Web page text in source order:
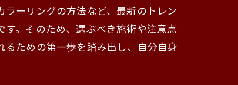
ーリングの方法など、最新のトレン
。そのため、選ぶべき施術や注意点
ための第一歩を踏み出し、自分自身